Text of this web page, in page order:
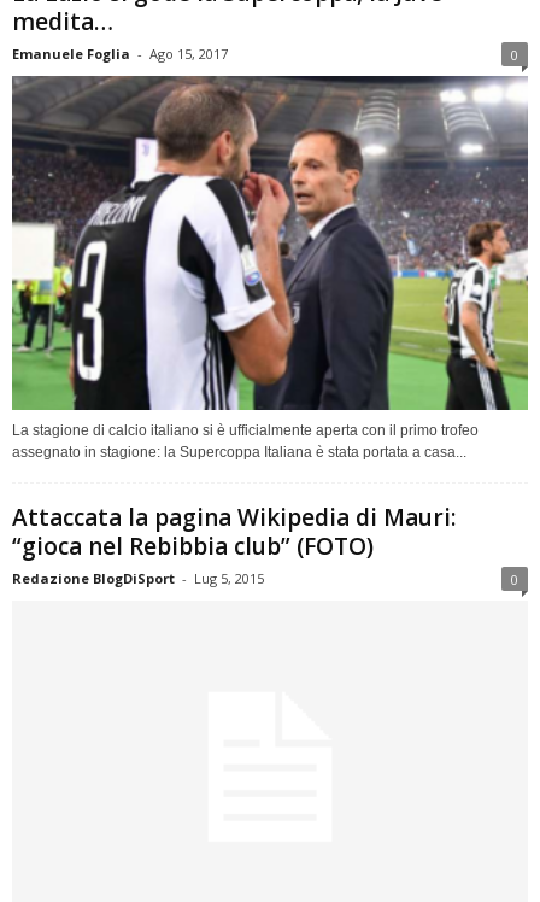
medita…
Emanuele Foglia - Ago 15, 2017 0
La stagione di calcio italiano si è ufficialmente aperta con il primo trofeo
assegnato in stagione: la Supercoppa Italiana è stata portata a casa...
Attaccata la pagina Wikipedia di Mauri:
“gioca nel Rebibbia club” (FOTO)
Redazione BlogDiSport - Lug 5, 2015 0